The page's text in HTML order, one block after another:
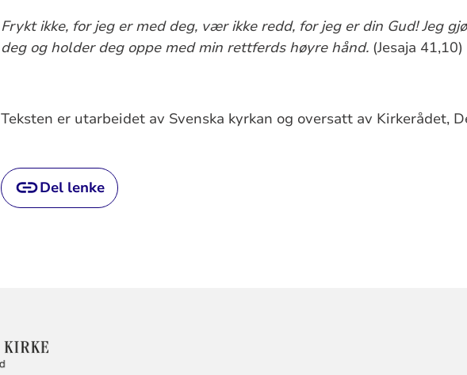
Frykt ikke, for jeg er med deg, vær ikke redd, for jeg er din Gud! Jeg
deg og holder deg oppe med min rettferds høyre hånd. (Jesaja 41,10)
Teksten er utarbeidet av Svenska kyrkan og oversatt av Kirkerådet,
Del lenke
KONTAKTINFORMASJON